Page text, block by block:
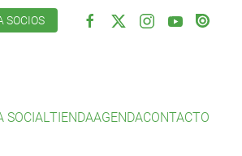
SOCIOS
SOCIALTIENDAAGENDACONTACTO